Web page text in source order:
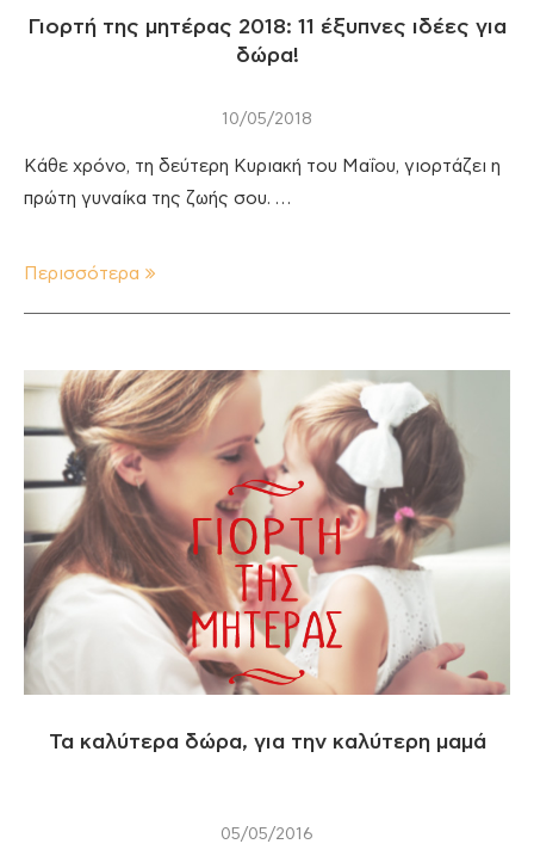
Γιορτή της μητέρας 2018: 11 έξυπνες ιδέες για
δώρα!
10/05/2018
Κάθε χρόνο, τη δεύτερη Κυριακή του Μαΐου, γιορτάζει η
πρώτη γυναίκα της ζωής σου. …
Περισσότερα
Τα καλύτερα δώρα, για την καλύτερη μαμά
05/05/2016